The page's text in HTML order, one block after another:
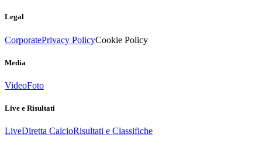
Legal
CorporatePrivacy PolicyCookie Policy
Media
VideoFoto
Live e Risultati
LiveDiretta CalcioRisultati e Classifiche